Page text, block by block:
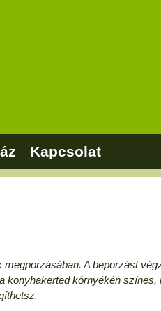
Kapcsolat
A beporzást
környékén színes,